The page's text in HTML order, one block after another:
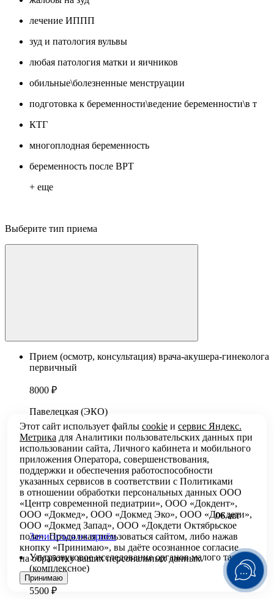
лечение ИППП
зуд и патология вульвы
любая патология матки и яичников
обильные\болезненные менструации
подготовка к беременности\ведение беременности\в т
КТГ
многоплодная беременность
беременность после ВРТ
+ еще
Выберите тип приема
Прием (осмотр, консультация) врача-акушера-гинеколога
первичный
8000 ₽
Павелецкая (ЭКО)
06 авг
Записаться на приём
Ультразвуковое исследование органов малого таза
(комплексное)
5500 ₽
Этот сайт использует файлы cookie и сервис Яндекс.
Метрика для Аналитики пользовательских данных при
использовании сайта, Личного кабинета и мобильного
приложения Оператора, совершенствования,
поддержки и обеспечения работоспособности
указанных сервисов в соответствии с Политиками
в отношении обработки персональных данных ООО
«Центр современной педиатрии», ООО «Докдент»,
ООО «Докмед», ООО «Докмед Эко», ООО «Докдети»,
ООО «Докмед Запад», ООО «Докдети Октябрьское
поле». Продолжая пользоваться сайтом, либо нажав
кнопку «Принимаю», вы даёте осознанное согласие
на обработку ваших персональных данных.
Принимаю